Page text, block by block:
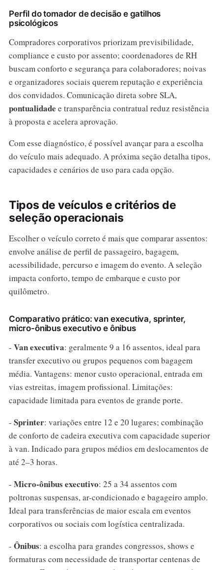
Perfil do tomador de decisão e gatilhos
psicológicos
Compradores corporativos priorizam previsibilidade,
compliance e custo por assento; coordenadores de RH
buscam conforto e segurança para colaboradores; noivas
e organizadores sociais querem reputação e experiência
dos convidados. Comunicação direta sobre SLA,
pontualidade e transparência contratual reduz resistência
à proposta e acelera aprovação.
Com esse diagnóstico, é possível avançar para a escolha
do veículo mais adequado. A próxima seção detalha tipos,
capacidades e cenários de uso para cada opção.
Tipos de veículos e critérios de
seleção operacionais
Escolher o veículo correto é mais que comparar assentos:
envolve análise de perfil de passageiro, bagagem,
acessibilidade, percurso e imagem do evento. A seleção
impacta conforto, tempo de embarque e custo por
quilômetro.
Comparativo prático: van executiva, sprinter,
micro-ônibus executivo e ônibus
- Van executiva: geralmente 9 a 16 assentos, ideal para
transfer executivo ou grupos pequenos com bagagem
média. Vantagens: menor custo operacional, entrada em
vias estreitas, imagem profissional. Limitações:
capacidade limitada para eventos de grande porte.
- Sprinter: variações entre 12 e 20 lugares; combinação
de conforto de cadeira executiva com capacidade superior
à van. Indicado para grupos médios em deslocamentos de
até 2–3 horas.
- Micro-ônibus executivo: 25 a 34 assentos com
poltronas suspensas, ar-condicionado e bagageiro amplo.
Ideal para transferências de maior escala em eventos
corporativos ou sociais com logística centralizada.
- Ônibus: a escolha para grandes congressos, shows e
formaturas com necessidade de transportar centenas de